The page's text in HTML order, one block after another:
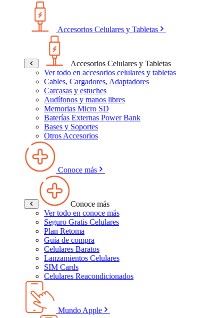
Accesorios Celulares y Tabletas
Accesorios Celulares y Tabletas
Ver todo en accesorios celulares y tabletas
Cables, Cargadores, Adaptadores
Carcasas y estuches
Audífonos y manos libres
Memorias Micro SD
Baterías Externas Power Bank
Bases y Soportes
Otros Accesorios
Conoce más
Conoce más
Ver todo en conoce más
Seguro Gratis Celulares
Plan Retoma
Guía de compra
Celulares Baratos
Lanzamientos Celulares
SIM Cards
Celulares Reacondicionados
Mundo Apple